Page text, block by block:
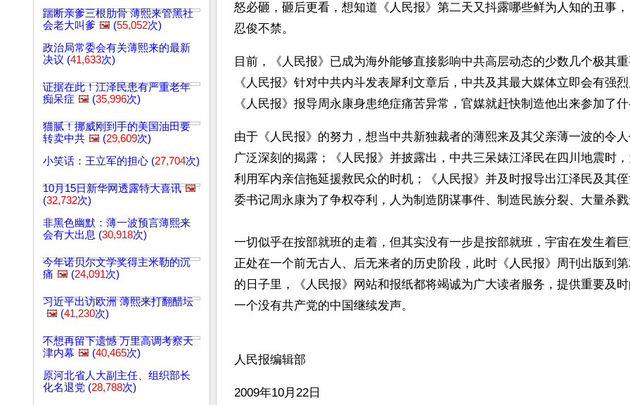
踹断亲爹三根肋骨 薄熙来管黑社
会老大叫爹 🖼️ (55,052次)
政治局常委会有关薄熙来的最新
决议 (41,633次)
证据在此！江泽民患有严重老年
痴呆症 🖼️ (35,996次)
猫腻！挪威刚到手的美国油田要
转卖中共 🖼️ (29,609次)
小笑话：王立军的担心 (27,704次)
10月15日新华网透露特大喜讯 🖼️
(32,732次)
非黑色幽默：薄一波预言薄熙来
会有大出息 (30,918次)
今年诺贝尔文学奖得主米勒的沉
痛 🖼️ (24,091次)
习近平出访欧洲 薄熙来打翻醋坛
🖼️ (41,230次)
不想再留下遗憾 万里高调考察天
津内幕 🖼️ (40,465次)
原河北省人大副主任、组织部长
化名退党 (28,788次)
怒必砸，砸后更看，想知道《人民报》第二天又抖露哪些鲜为人知的丑事
忍俊不禁。
目前，《人民报》已成为海外能够直接影响中共高层动态的少数几个极其
《人民报》针对中共内斗发表犀利文章后，中共及其最大媒体立即会有强
《人民报》报导周永康身患绝症痛苦异常，官媒就赶快制造他出来参加了
由于《人民报》的努力，想当中共新独裁者的薄熙来及其父亲薄一波的令
广泛深刻的揭露；《人民报》并披露出，中共三呆婊江泽民在四川地震时
利用军内亲信拖延援救民众的时机；《人民报》并及时报导出江泽民及其
委书记周永康为了争权夺利，人为制造阴谋事件、制造民族分裂、大量杀
一切似乎在按部就班的走着，但其实没有一步是按部就班，宇宙在发生着
正处在一个前无古人、后无来者的历史阶段，此时《人民报》周刊出版到
的日子里，《人民报》网站和报纸都将竭诚为广大读者服务，提供重要及
一个没有共产党的中国继续发声。
人民报编辑部
2009年10月22日